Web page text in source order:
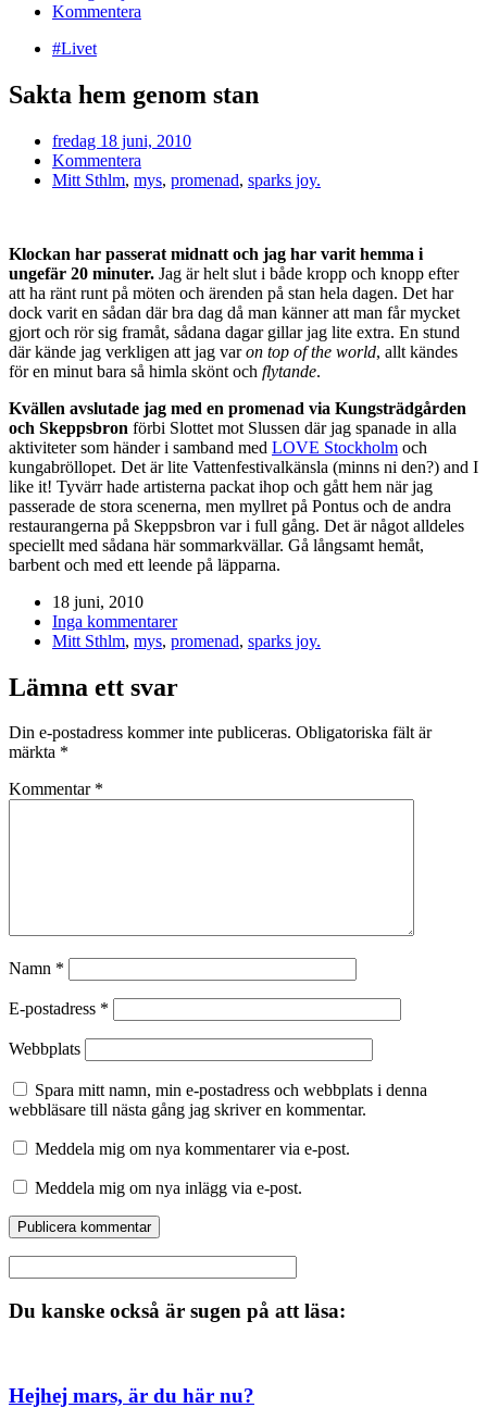
Kommentera
#Livet
Sakta hem genom stan
fredag 18 juni, 2010
Kommentera
Mitt Sthlm, mys, promenad, sparks joy.
Klockan har passerat midnatt och jag har varit hemma i
ungefär 20 minuter. Jag är helt slut i både kropp och knopp efter
att ha ränt runt på möten och ärenden på stan hela dagen. Det har
dock varit en sådan där bra dag då man känner att man får mycket
gjort och rör sig framåt, sådana dagar gillar jag lite extra. En stund
där kände jag verkligen att jag varon top of the world, allt kändes
för en minut bara så himla skönt och flytande.
Kvällen avslutade jag med en promenad via Kungsträdgården
och Skeppsbron förbi Slottet mot Slussen där jag spanade in alla
aktiviteter som händer i samband med LOVE Stockholm och
kungabröllopet. Det är lite Vattenfestivalkänsla (minns ni den?) and I
like it! Tyvärr hade artisterna packat ihop och gått hem när jag
passerade de stora scenerna, men myllret på Pontus och de andra
restaurangerna på Skeppsbron var i full gång. Det är något alldeles
speciellt med sådana här sommarkvällar. Gå långsamt hemåt,
barbent och med ett leende på läpparna.
18 juni, 2010
Inga kommentarer
Mitt Sthlm, mys, promenad, sparks joy.
Lämna ett svar
Din e-postadress kommer inte publiceras. Obligatoriska fält är
märkta *
Kommentar *
Namn *
E-postadress *
Webbplats
Spara mitt namn, min e-postadress och webbplats i denna
webbläsare till nästa gång jag skriver en kommentar.
Meddela mig om nya kommentarer via e-post.
Meddela mig om nya inlägg via e-post.
Du kanske också är sugen på att läsa:
Hejhej mars, är du här nu?